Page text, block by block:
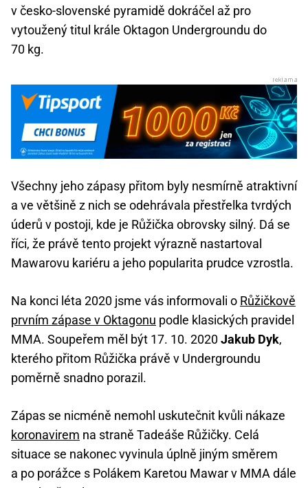
v česko-slovenské pyramidě dokráčel až pro
vytoužený titul krále Oktagon Undergroundu do
70 kg.
Všechny jeho zápasy přitom byly nesmírně atraktivní
a ve většině z nich se odehrávala přestřelka tvrdých
úderů v postoji, kde je Růžička obrovsky silný. Dá se
říci, že právě tento projekt výrazně nastartoval
Mawarovu kariéru a jeho popularita prudce vzrostla.
Na konci léta 2020 jsme vás informovali o Růžičkově
prvním zápase v Oktagonu podle klasických pravidel
MMA. Soupeřem měl být 17. 10. 2020Jakub Dyk,
kterého přitom Růžička právě v Undergroundu
poměrně snadno porazil.
Zápas se nicméně nemohl uskutečnit kvůli nákaze
koronavirem na straně Tadeáše Růžičky. Celá
situace se nakonec vyvinula úplně jiným směrem
a po porážce s Polákem Karetou Mawar v MMA dále